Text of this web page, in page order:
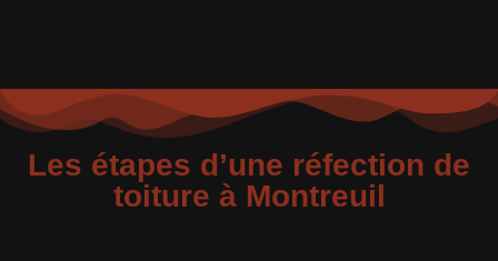
Les étapes d’une réfection de
toiture à Montreuil